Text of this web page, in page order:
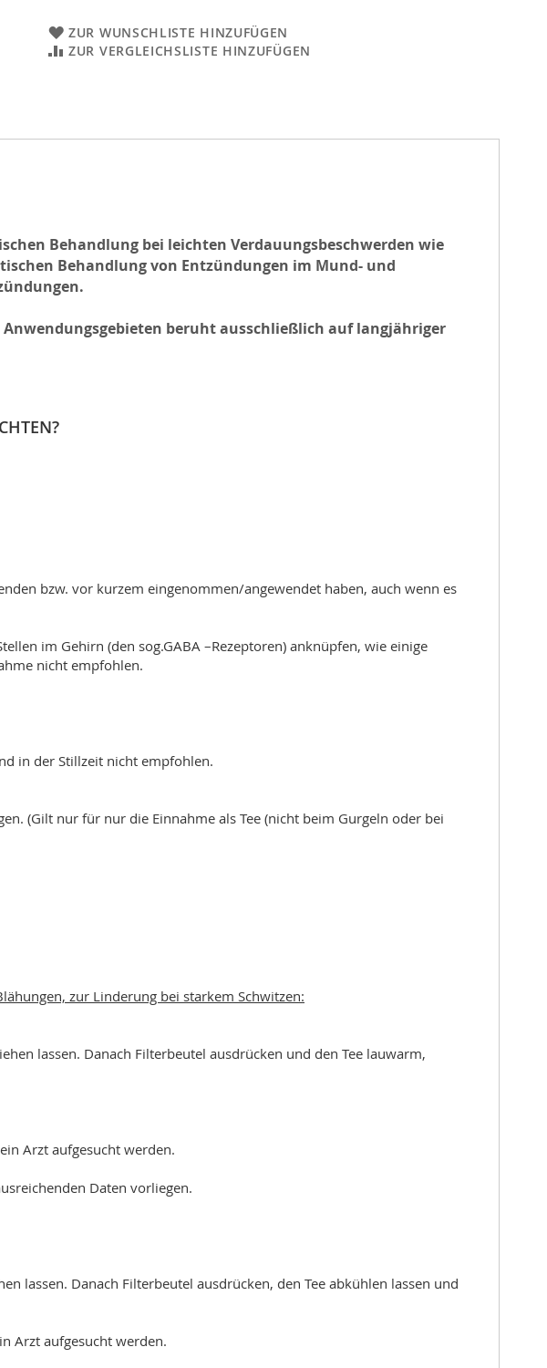
ZUR WUNSCHLISTE HINZUFÜGEN
ZUR VERGLEICHSLISTE HINZUFÜGEN
Behandlung bei leichten Verdauungsbeschwerden wie
Behandlung von Entzündungen im Mund- und
beruht ausschließlich auf langjähriger
bzw. vor kurzem eingenommen/angewendet haben, auch wenn es
im Gehirn (den sog.GABA –Rezeptoren) anknüpfen, wie einige
nicht empfohlen.
in der Stillzeit nicht empfohlen.
(Gilt nur für nur die Einnahme als Tee (nicht beim Gurgeln oder bei
zur Linderung bei starkem Schwitzen:
lassen. Danach Filterbeutel ausdrücken und den Tee lauwarm,
Arzt aufgesucht werden.
Daten vorliegen.
lassen. Danach Filterbeutel ausdrücken, den Tee abkühlen lassen und
Arzt aufgesucht werden.